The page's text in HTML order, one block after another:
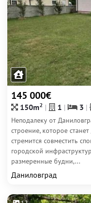
145 000€
150m2 1 3
Неподалеку от
строение, которое
стремится совместить
городской
размеренные будни,...
Даниловград